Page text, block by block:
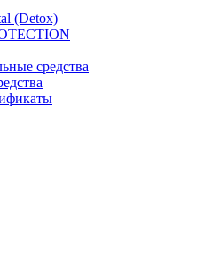
(Detox)
средства